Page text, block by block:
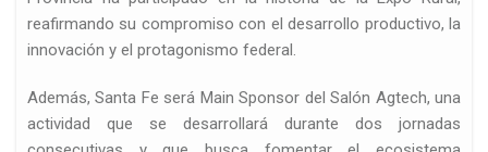
reafirmando su compromiso con el desarrollo productivo, la
innovación y el protagonismo federal.
Además, Santa Fe será Main Sponsor del Salón Agtech, una
actividad que se desarrollará durante dos jornadas